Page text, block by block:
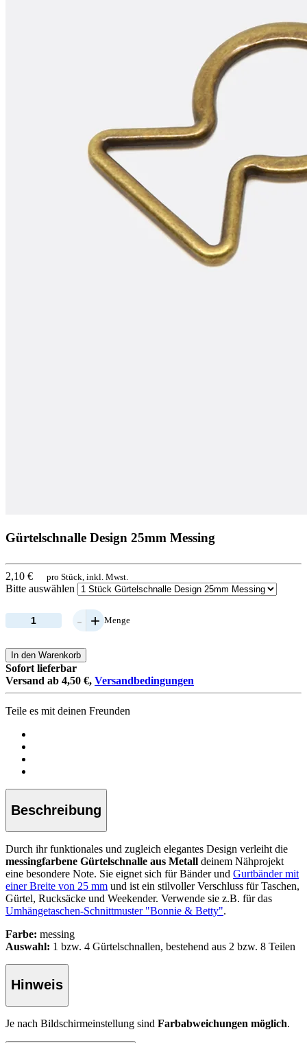
Gürtelschnalle Design 25mm Messing
2,10 € pro Stück, inkl. Mwst.
Bitte auswählen
- + Menge
In den Warenkorb
Sofort lieferbar
Versand ab 4,50 €, Versandbedingungen
Teile es mit deinen Freunden
Beschreibung
Durch ihr funktionales und zugleich elegantes Design verleiht die
messingfarbene Gürtelschnalle aus Metall deinem Nähprojekt
eine besondere Note. Sie eignet sich für Bänder und Gurtbänder mit
einer Breite von 25 mm und ist ein stilvoller Verschluss für Taschen,
Gürtel, Rucksäcke und Weekender. Verwende sie z.B. für das
Umhängetaschen-Schnittmuster "Bonnie & Betty".
Farbe: messing
Auswahl: 1 bzw. 4 Gürtelschnallen, bestehend aus 2 bzw. 8 Teilen
Hinweis
Je nach Bildschirmeinstellung sind Farbabweichungen möglich.